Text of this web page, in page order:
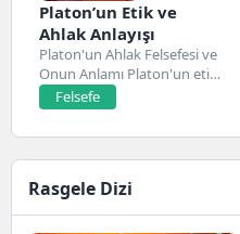
Platon’un Etik ve
Ahlak Anlayışı
Platon'un Ahlak Felsefesi ve
Onun Anlamı Platon'un etik
ve ahlak...
Felsefe
Rasgele Dizi